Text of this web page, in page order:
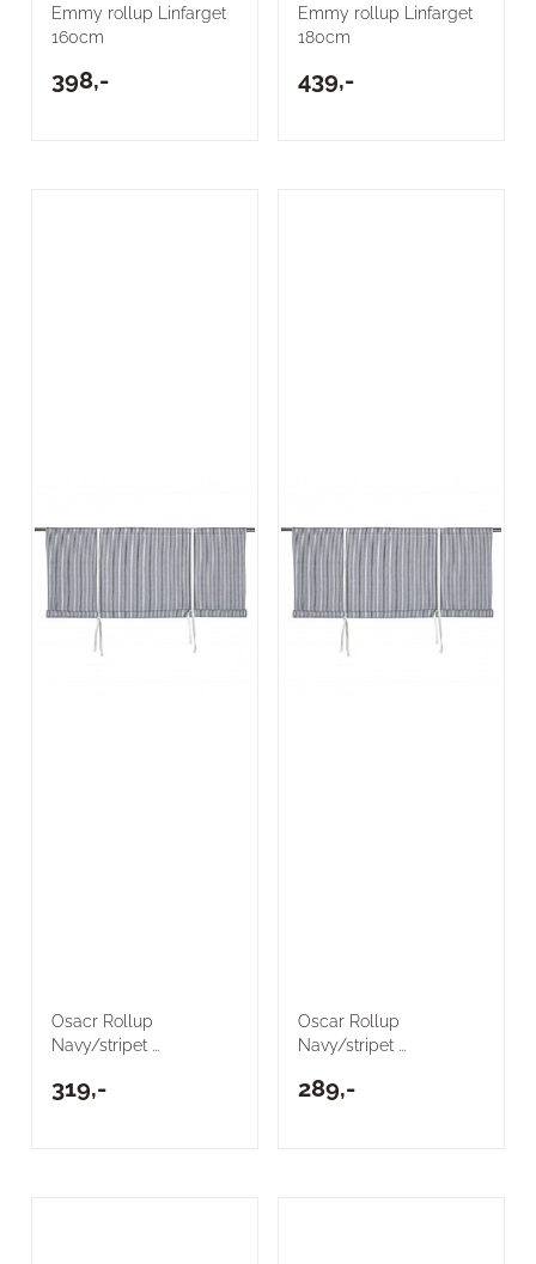
Emmy rollup Linfarget
160cm
398,-
Emmy rollup Linfarget
180cm
439,-
Osacr Rollup
Navy/stripet ...
319,-
Oscar Rollup
Navy/stripet ...
289,-